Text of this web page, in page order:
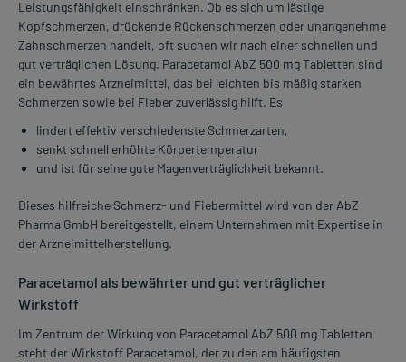
Leistungsfähigkeit einschränken. Ob es sich um lästige
Kopfschmerzen, drückende Rückenschmerzen oder unangenehme
Zahnschmerzen handelt, oft suchen wir nach einer schnellen und
gut verträglichen Lösung. Paracetamol AbZ 500 mg Tabletten sind
ein bewährtes Arzneimittel, das bei leichten bis mäßig starken
Schmerzen sowie bei Fieber zuverlässig hilft. Es
lindert effektiv verschiedenste Schmerzarten,
senkt schnell erhöhte Körpertemperatur
und ist für seine gute Magenverträglichkeit bekannt.
Dieses hilfreiche Schmerz- und Fiebermittel wird von der AbZ
Pharma GmbH bereitgestellt, einem Unternehmen mit Expertise in
der Arzneimittelherstellung.
Paracetamol als bewährter und gut verträglicher
Wirkstoff
Im Zentrum der Wirkung von Paracetamol AbZ 500 mg Tabletten
steht der Wirkstoff Paracetamol, der zu den am häufigsten